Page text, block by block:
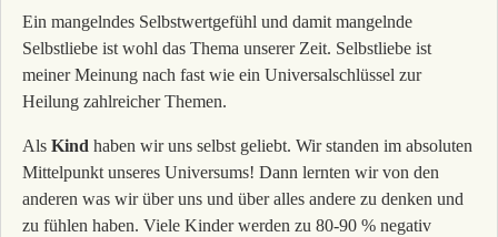
Ein mangelndes Selbstwertgefühl und damit mangelnde
Selbstliebe ist wohl das Thema unserer Zeit. Selbstliebe ist
meiner Meinung nach fast wie ein Universalschlüssel zur
Heilung zahlreicher Themen.
Als Kind haben wir uns selbst geliebt. Wir standen im absoluten
Mittelpunkt unseres Universums! Dann lernten wir von den
anderen was wir über uns und über alles andere zu denken und
zu fühlen haben. Viele Kinder werden zu 80-90 % negativ